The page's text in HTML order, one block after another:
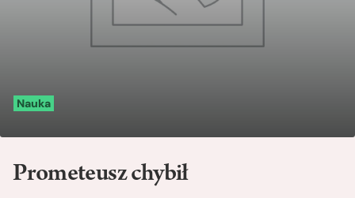
Nauka
Prometeusz chybił